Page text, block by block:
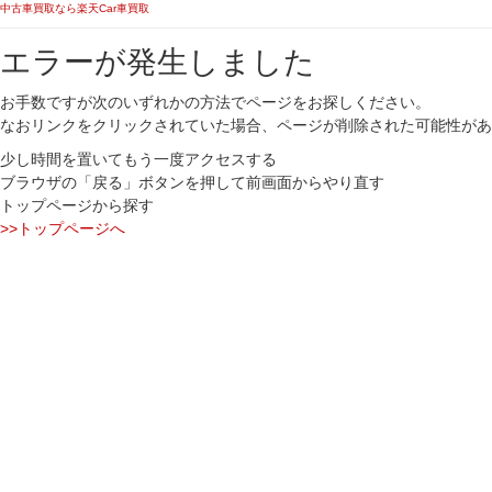
中古車買取なら楽天Car車買取
エラーが発生しました
お手数ですが次のいずれかの方法でページをお探しください。
なおリンクをクリックされていた場合、ページが削除された可能性が
少し時間を置いてもう一度アクセスする
ブラウザの「戻る」ボタンを押して前画面からやり直す
トップページから探す
>>トップページへ